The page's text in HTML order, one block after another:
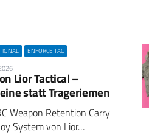
ENFORCE TAC
Lior Tactical –
statt Trageriemen
Weapon Retention Carry
System von Lior…